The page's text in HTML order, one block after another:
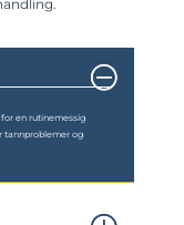
en rutinemessig
tannproblemer og